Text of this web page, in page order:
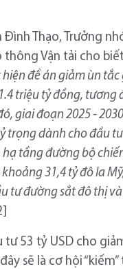
Đình Thạo, Trưởng
Vận tải cho biết
đề án giảm ùn
triệu tỷ đồng, tương
giai đoạn 2025 -
trọng dành cho đầu
hạ tầng đường bộ
khoảng 31,4 tỷ đô la
tư đường sắt đô thị
53 tỷ USD cho
sẽ là cơ hội “kiếm”